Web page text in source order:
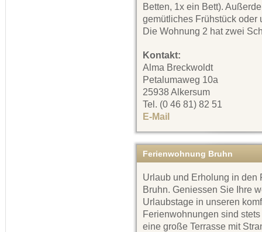
Betten, 1x ein Bett).
gemütliches Frühstück oder
Die Wohnung 2 hat zwei
Kontakt:
Alma Breckwoldt
Petalumaweg 10a
25938 Alkersum
Tel. (0 46 81) 82 51
E-Mail
Ferienwohnung Bruhn
Urlaub und Erholung in den
Bruhn. Geniessen Sie Ihre
Urlaubstage in unseren
Ferienwohnungen sind
eine große Terrasse mit